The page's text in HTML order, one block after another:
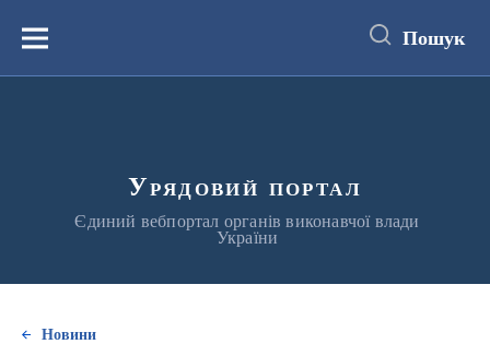
вмістуМеню Пошук
Урядовий портал
Єдиний вебпортал органів виконавчої влади
України
Новини